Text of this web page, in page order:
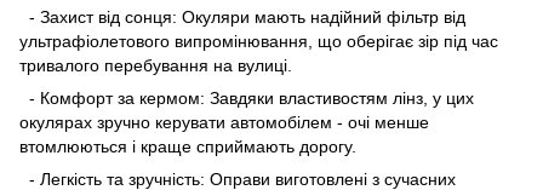
- Захист від сонця: Окуляри мають надійний фільтр від
ультрафіолетового випромінювання, що оберігає зір під час
тривалого перебування на вулиці.
- Комфорт за кермом: Завдяки властивостям лінз, у цих
окулярах зручно керувати автомобілем - очі менше
втомлюються і краще сприймають дорогу.
- Легкість та зручність: Оправи виготовлені з сучасних